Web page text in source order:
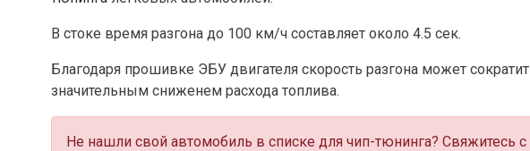
В стоке время разгона до 100 км/ч составляет около 4.5 сек.
Благодаря прошивке ЭБУ двигателя скорость разгона может
значительным сниженем расхода топлива.
Не нашли свой автомобиль в списке для чип-тюнинга? Свяжитесь